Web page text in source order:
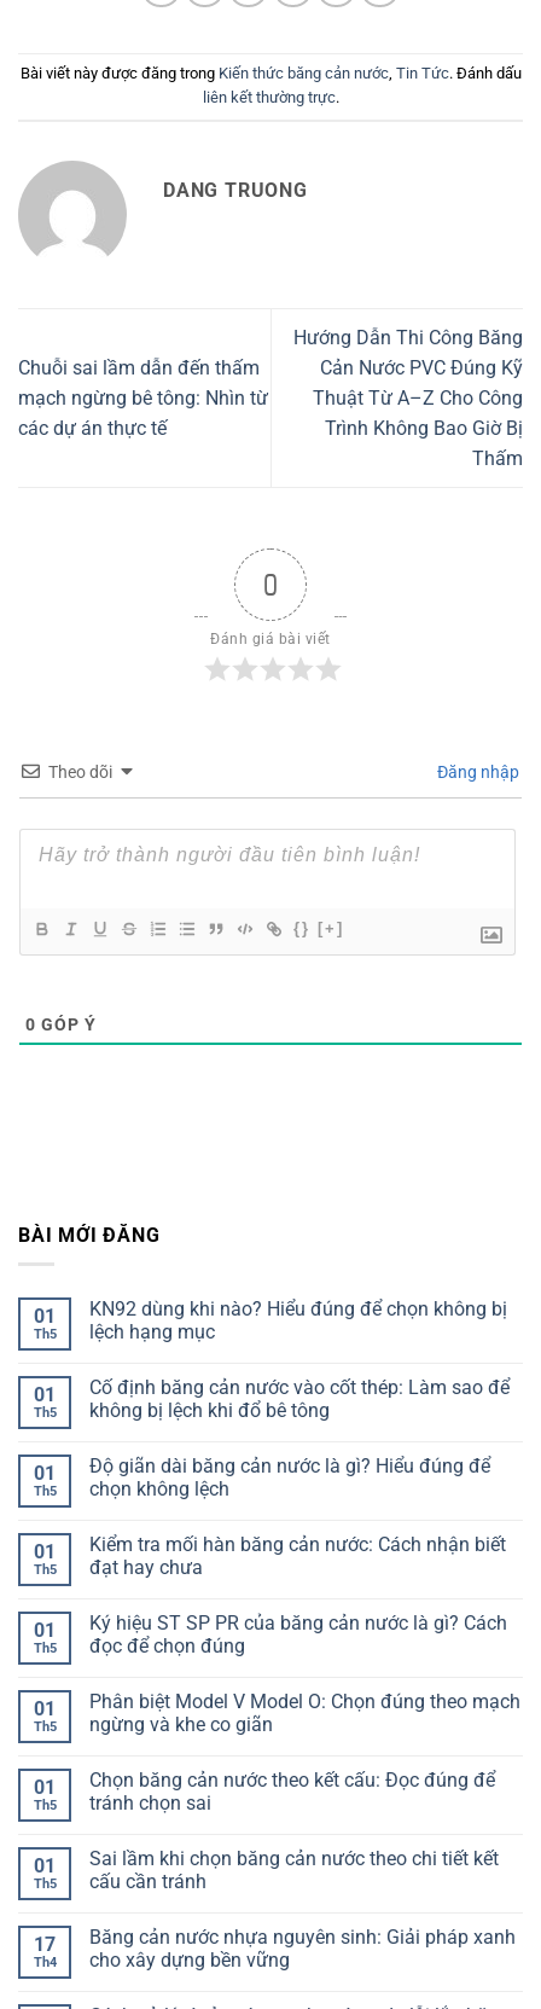
Bài viết này được đăng trong Kiến thức băng cản nước, Tin Tức. Đánh dấu
liên kết thường trực.
DANG TRUONG
Chuỗi sai lầm dẫn đến thấm
mạch ngừng bê tông: Nhìn từ
các dự án thực tế
Hướng Dẫn Thi Công Băng
Cản Nước PVC Đúng Kỹ
Thuật Từ A–Z Cho Công
Trình Không Bao Giờ Bị
Thấm
0
Đánh giá bài viết
Theo dõi Đăng nhập
{} [+]
0 GÓP Ý
BÀI MỚI ĐĂNG
01
Th5
KN92 dùng khi nào? Hiểu đúng để chọn không bị
lệch hạng mục
bình
luận
ở
khi
nào?
Hiểu
chọn
không
bị
mục
01
Th5
Cố định băng cản nước vào cốt thép: Làm sao để
không bị lệch khi đổ bê tông
bình
luận
ở
băng
cản
nước
thép:
Làm
sao
bị
lệch
khi
tông
01
Th5
Độ giãn dài băng cản nước là gì? Hiểu đúng để
chọn không lệch
bình
luận
ở
dài
băng
cản
gì?
Hiểu
đúng
không
lệch
01
Th5
Kiểm tra mối hàn băng cản nước: Cách nhận biết
đạt hay chưa
bình
luận
ở
mối
hàn
băng
Cách
nhận
biết
chưa
01
Th5
Ký hiệu ST SP PR của băng cản nước là gì? Cách
đọc để chọn đúng
bình
luận
ở
ST
SP
PR
cản
nước
là
đọc
để
chọn
01
Th5
Phân biệt Model V Model O: Chọn đúng theo mạch
ngừng và khe co giãn
bình
luận
ở
Model
V
Model
đúng
theo
mạch
01
Th5
Chọn băng cản nước theo kết cấu: Đọc đúng để
tránh chọn sai
bình
luận
ở
cản
nước
theo
01
Th5
Sai lầm khi chọn băng cản nước theo chi tiết kết
cấu cần tránh
bình
luận
ở
17
Th4
Băng cản nước nhựa nguyên sinh: Giải pháp xanh
cho xây dựng bền vững